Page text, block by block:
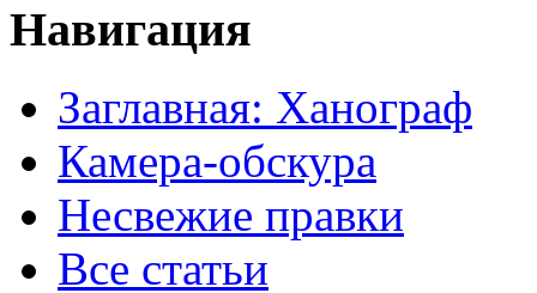
Навигация
Заглавная: Ханограф
Камера-обскура
Несвежие правки
Все статьи